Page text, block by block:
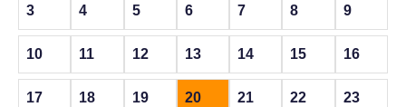
3 4 5 6 7 8 9
10 11 12 13 14 15 16
17 18 19 20 21 22 23